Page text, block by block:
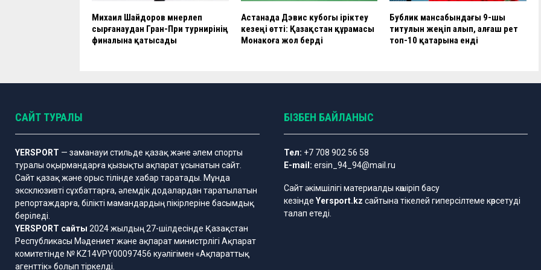
Михаил Шайдоров мәнерлеп
сырғанаудан Гран-При турнирінің
финалына қатысады
Астанада Дэвис кубогы іріктеу
кезеңі өтті: Қазақстан құрамасы
Монакоға жол берді
Бублик мансабындағы 9-шы
титулын жеңіп алып, алғаш рет
топ-10 қатарына енді
САЙТ ТУРАЛЫ
YERSPORT — заманауи стильде қазақ және әлем спорты
туралы оқырмандарға қызықты ақпарат ұсынатын сайт.
Сайт қазақ және орыс тілінде хабар таратады. Мұнда
эксклюзивті сұхбаттарға, әлемдік додалардан таратылатын
репортаждарға, білікті мамандардың пікірлеріне басымдық
беріледі.
YERSPORT сайты 2024 жылдың 27-шілдесінде Қазақстан
Республикасы Мәдениет және ақпарат министрлігі Ақпарат
комитетінде № KZ14VPY00097456 куәлігімен «Ақпараттық
агенттік» болып тіркелді.
БІЗБЕН БАЙЛАНЫС
Тел: +7 708 902 56 58
E-mail: ersin_94_94@mail.ru
Сайт әкімшілігі материалды көшіріп басу
кезінде Yersport.kz сайтына тікелей гиперсілтеме көрсетуді
талап етеді.